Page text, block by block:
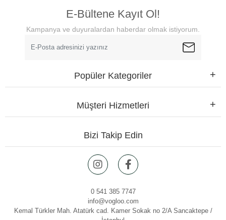
E-Bültene Kayıt Ol!
Kampanya ve duyuralardan haberdar olmak istiyorum.
Popüler Kategoriler
Müşteri Hizmetleri
Bizi Takip Edin
0 541 385 7747
info@vogloo.com
Kemal Türkler Mah. Atatürk cad. Kamer Sokak no 2/A Sancaktepe /